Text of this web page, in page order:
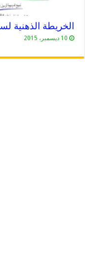
الخريطة الذهنية
10 ديسمبر، 2015